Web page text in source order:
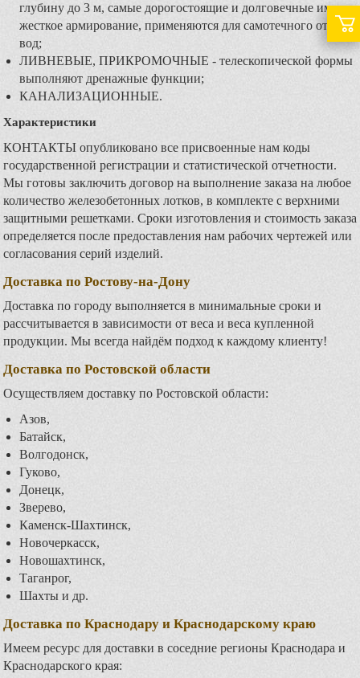
глубину до 3 м, самые дорогостоящие и долговечные имеют
жесткое армирование, применяются для самотечного отвода
вод;
ЛИВНЕВЫЕ, ПРИКРОМОЧНЫЕ - телескопической формы
выполняют дренажные функции;
КАНАЛИЗАЦИОННЫЕ.
Характеристики
КОНТАКТЫ опубликовано все присвоенные нам коды
государственной регистрации и статистической отчетности.
Мы готовы заключить договор на выполнение заказа на любое
количество железобетонных лотков, в комплекте с верхними
защитными решетками. Сроки изготовления и стоимость заказа
определяется после предоставления нам рабочих чертежей или
согласования серий изделий.
Доставка по Ростову-на-Дону
Доставка по городу выполняется в минимальные сроки и
рассчитывается в зависимости от веса и веса купленной
продукции. Мы всегда найдём подход к каждому клиенту!
Доставка по Ростовской области
Осуществляем доставку по Ростовской области:
Азов,
Батайск,
Волгодонск,
Гуково,
Донецк,
Зверево,
Каменск-Шахтинск,
Новочеркасск,
Новошахтинск,
Таганрог,
Шахты и др.
Доставка по Краснодару и Краснодарскому краю
Имеем ресурс для доставки в соседние регионы Краснодара и
Краснодарского края: